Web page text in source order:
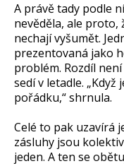
A právě tady podle
nevěděla, ale proto,
nechají vyšumět.
prezentovaná jako
problém. Rozdíl
sedí v letadle. „Když
pořádku,“ shrnula.
Celé to pak uzavírá
zásluhy jsou
jeden. A ten se